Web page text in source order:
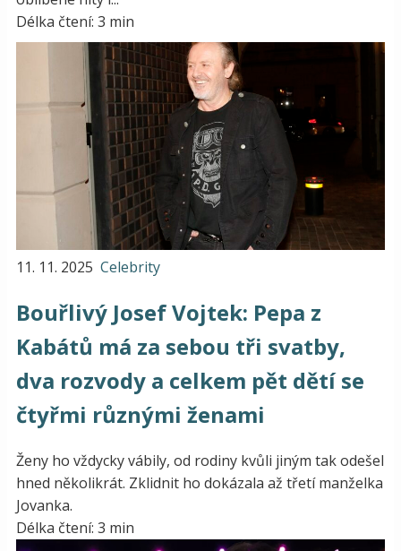
Délka čtení: 3 min
11. 11. 2025 Celebrity
Bouřlivý Josef Vojtek: Pepa z
Kabátů má za sebou tři svatby,
dva rozvody a celkem pět dětí se
čtyřmi různými ženami
Ženy ho vždycky vábily, od rodiny kvůli jiným tak odešel
hned několikrát. Zklidnit ho dokázala až třetí manželka
Jovanka.
Délka čtení: 3 min